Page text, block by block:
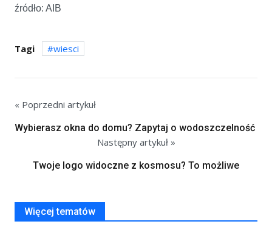
źródło: AIB
Tagi wiesci
« Poprzedni artykuł
Wybierasz okna do domu? Zapytaj o wodoszczelność
Następny artykuł »
Twoje logo widoczne z kosmosu? To możliwe
Więcej tematów